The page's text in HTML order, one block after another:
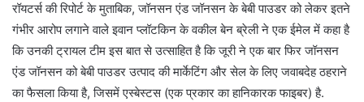
रॉयटर्स की रिपोर्ट के मुताबिक, जॉनसन एंड जॉनसन के बेबी पाउडर को लेकर इतने
गंभीर आरोप लगाने वाले इवान प्लॉटकिन के वकील बेन ब्रेली ने एक ईमेल में कहा है
कि उनकी ट्रायल टीम इस बात से उत्साहित है कि जूरी ने एक बार फिर जॉनसन
एंड जॉनसन को बेबी पाउडर उत्पाद की मार्केटिंग और सेल के लिए जवाबदेह ठहराने
का फैसला किया है, जिसमें एस्बेस्टस (एक प्रकार का हानिकारक फाइबर) है.